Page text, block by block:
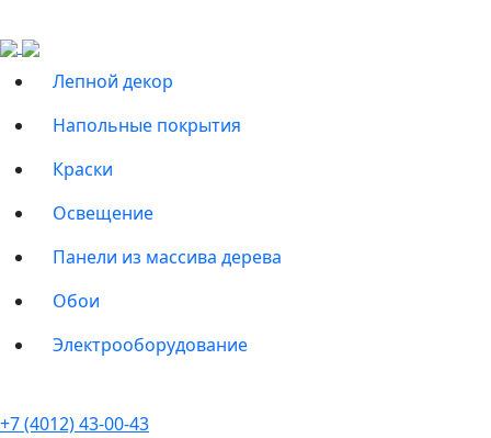
Лепной декор
Напольные покрытия
Краски
Освещение
Панели из массива дерева
Обои
Электрооборудование
+7 (4012) 43-00-43